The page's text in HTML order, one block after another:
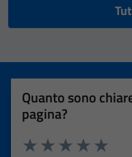
Quanto sono
pagina?